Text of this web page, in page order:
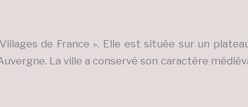
de France ». Elle est située sur un
La ville a conservé son caractère